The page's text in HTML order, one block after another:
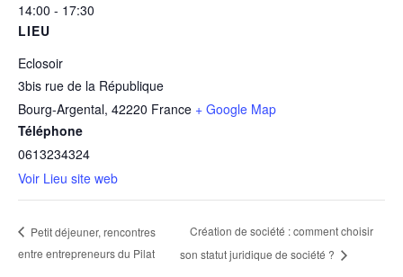
14:00 - 17:30
LIEU
Eclosoir
3bis rue de la République
Bourg-Argental, 42220 France + Google Map
Téléphone
0613234324
Voir Lieu site web
Petit déjeuner, rencontres
entre entrepreneurs du Pilat
Création de société : comment choisir
son statut juridique de société ?